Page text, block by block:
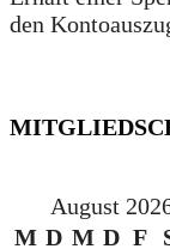
den
August
M D M D F